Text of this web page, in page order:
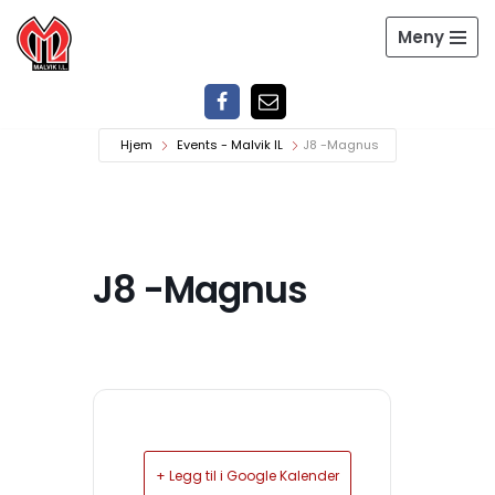
Hopp
Meny
Hjem Events - Malvik IL J8 -Magnus
J8 -Magnus
+ Legg til i Google Kalender